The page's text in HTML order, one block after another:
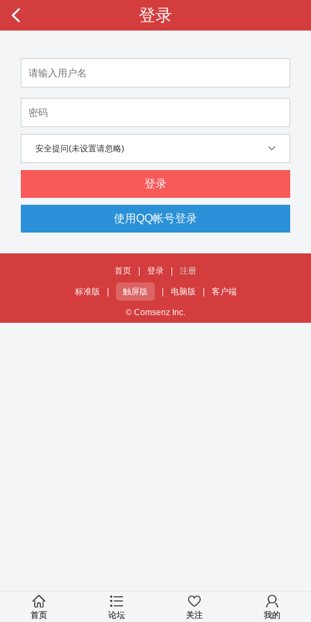
登录
安全提问(未设置请忽略)
登录
使用QQ帐号登录
首页 登录 注册
标准版 触屏版 电脑版 客户端
© Comsenz Inc.
首页 论坛 关注 我的